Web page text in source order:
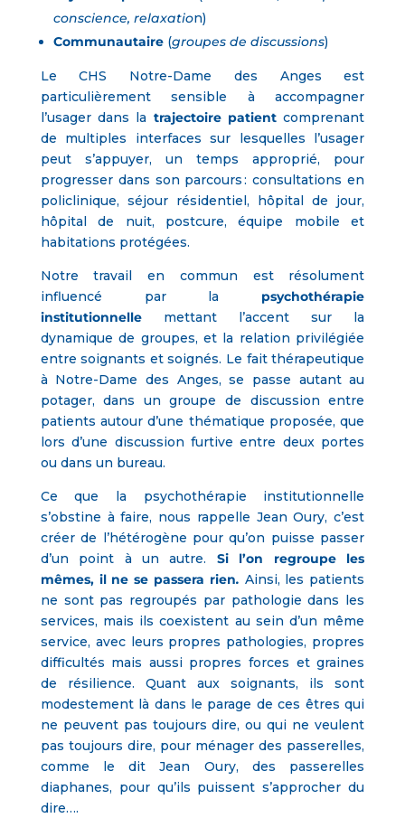
conscience, relaxation)
Communautaire(groupes de discussions)
Le CHS Notre-Dame des Anges est
particulièrement sensible à accompagner
l’usager dans la trajectoire patientcomprenant
de multiples interfaces sur lesquelles l’usager
peut s’appuyer, un temps approprié, pour
progresser dans son parcours : consultations en
policlinique, séjour résidentiel, hôpital de jour,
hôpital de nuit, postcure, équipe mobile et
habitations protégées.
Notre travail en commun est résolument
influencé par la psychothérapie
institutionnellemettant l’accent sur la
dynamique de groupes, et la relation privilégiée
entre soignants et soignés. Le fait thérapeutique
à Notre-Dame des Anges, se passe autant au
potager, dans un groupe de discussion entre
patients autour d’une thématique proposée, que
lors d’une discussion furtive entre deux portes
ou dans un bureau.
Ce que la psychothérapie institutionnelle
s’obstine à faire, nous rappelle Jean Oury, c’est
créer de l’hétérogène pour qu’on puisse passer
d’un point à un autre. Si l’on regroupe les
mêmes, il ne se passera rien. Ainsi, les patients
ne sont pas regroupés par pathologie dans les
services, mais ils coexistent au sein d’un même
service, avec leurs propres pathologies, propres
difficultés mais aussi propres forces et graines
de résilience. Quant aux soignants, ils sont
modestement là dans le parage de ces êtres qui
ne peuvent pas toujours dire, ou qui ne veulent
pas toujours dire, pour ménager des passerelles,
comme le dit Jean Oury, des passerelles
diaphanes, pour qu’ils puissent s’approcher du
dire….